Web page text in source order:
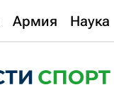
Армия Наука